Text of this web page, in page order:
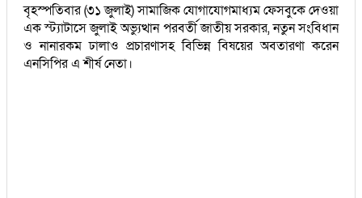
বৃহস্পতিবার (৩১ জুলাই) সামাজিক যোগাযোগমাধ্যম ফেসবুকে দেওয়া
এক স্ট্যাটাসে জুলাই অভ্যুত্থান পরবর্তী জাতীয় সরকার, নতুন সংবিধান
ও নানারকম ঢালাও প্রচারণাসহ বিভিন্ন বিষয়ের অবতারণা করেন
এনসিপির এ শীর্ষ নেতা।